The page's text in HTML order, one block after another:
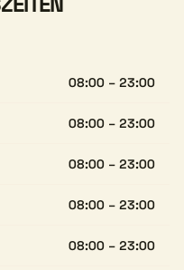
08:00 – 23:00
08:00 – 23:00
08:00 – 23:00
08:00 – 23:00
08:00 – 23:00